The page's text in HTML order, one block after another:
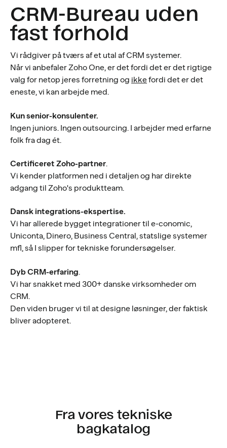
CRM-Bureau uden
fast forhold
Vi rådgiver på tværs af et utal af CRM systemer.
Når vi anbefaler Zoho One, er det fordi det er det rigtige
valg for netop jeres forretning og ikkefordi det er det
eneste, vi kan arbejde med.
Kun senior-konsulenter.
Ingen juniors. Ingen outsourcing. I arbejder med erfarne
folk fra dag ét.
Certificeret Zoho-partner.
Vi kender platformen ned i detaljen og har direkte
adgang til Zoho's produktteam.
Dansk integrations-ekspertise.
Vi har allerede bygget integrationer til e-conomic,
Uniconta, Dinero, Business Central, statslige systemer
mfl, så I slipper for tekniske forundersøgelser.
Dyb CRM-erfaring.
Vi har snakket med 300+ danske virksomheder om
CRM.
Den viden bruger vi til at designe løsninger, der faktisk
bliver adopteret.
Fra vores tekniske
bagkatalog